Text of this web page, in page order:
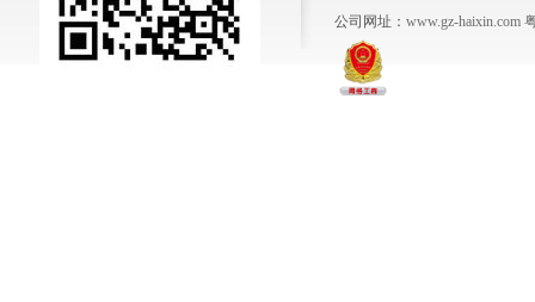
公司网址： www.gz-haixin.com